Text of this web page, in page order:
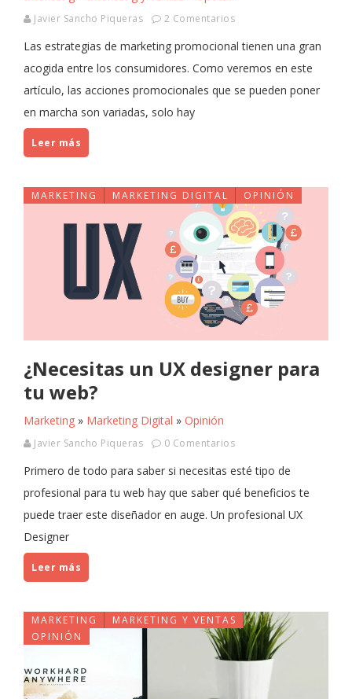
Javier Sancho Piqueras 2 Comentarios
Las estrategias de marketing promocional tienen una gran
acogida entre los consumidores. Como veremos en este
artículo, las acciones promocionales que se pueden poner
en marcha son variadas, solo hay
Leer más
MARKETING MARKETING DIGITAL OPINIÓN
¿Necesitas un UX designer para
tu web?
Marketing » Marketing Digital » Opinión
Javier Sancho Piqueras 0 Comentarios
Primero de todo para saber si necesitas esté tipo de
profesional para tu web hay que saber qué beneficios te
puede traer este diseñador en auge. Un profesional UX
Designer
Leer más
MARKETING
MARKETING Y VENTAS
OPINIÓN